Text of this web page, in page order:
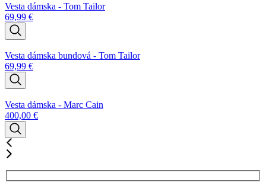
Vesta dámska - Tom Tailor
69,99 €
Vesta dámska bundová - Tom Tailor
69,99 €
Vesta dámska - Marc Cain
400,00 €